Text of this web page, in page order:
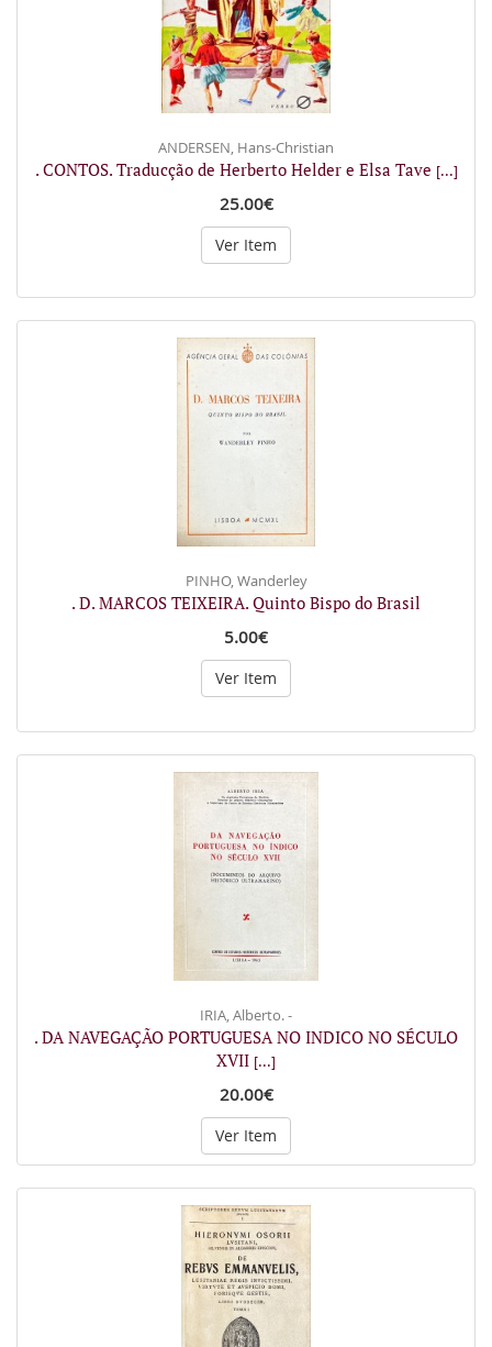
ANDERSEN, Hans-Christian
. CONTOS. Traducção de Herberto Helder e Elsa Tave [...]
25.00€
Ver Item
PINHO, Wanderley
. D. MARCOS TEIXEIRA. Quinto Bispo do Brasil
5.00€
Ver Item
IRIA, Alberto. -
. DA NAVEGAÇÃO PORTUGUESA NO INDICO NO SÉCULO
XVII [...]
20.00€
Ver Item